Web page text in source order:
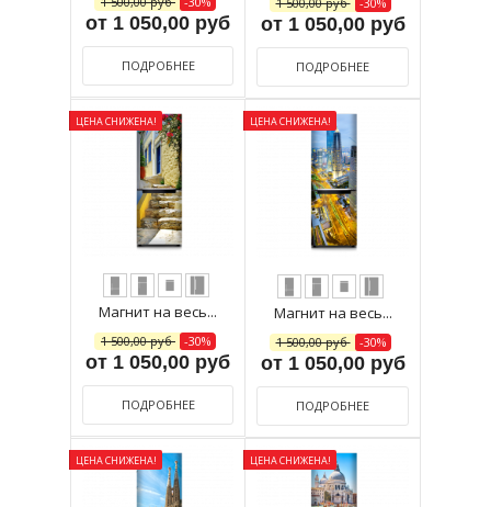
от 1 050,00 руб
ПОДРОБНЕЕ
от 1 050,00 руб
ПОДРОБНЕЕ
ЦЕНА СНИЖЕНА!
Магнит на весь...
1 500,00 руб -30%
от 1 050,00 руб
ПОДРОБНЕЕ
ЦЕНА СНИЖЕНА!
Магнит на весь...
1 500,00 руб -30%
от 1 050,00 руб
ПОДРОБНЕЕ
ЦЕНА СНИЖЕНА! ЦЕНА СНИЖЕНА!